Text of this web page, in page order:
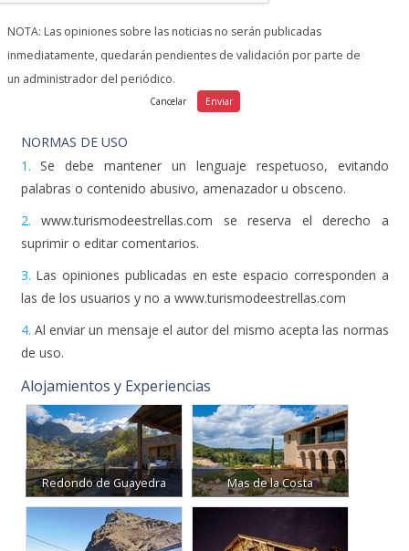
NOTA: Las opiniones sobre las noticias no serán publicadas
inmediatamente, quedarán pendientes de validación por parte de
un administrador del periódico.
NORMAS DE USO
1. Se debe mantener un lenguaje respetuoso, evitando
palabras o contenido abusivo, amenazador u obsceno.
2. www.turismodeestrellas.com se reserva el derecho a
suprimir o editar comentarios.
3. Las opiniones publicadas en este espacio corresponden a
las de los usuarios y no a www.turismodeestrellas.com
4. Al enviar un mensaje el autor del mismo acepta las normas
de uso.
Alojamientos y Experiencias
Redondo de Guayedra Mas de la Costa